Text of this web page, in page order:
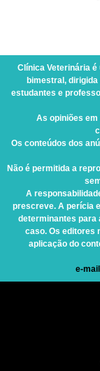
Clínica Veterinária é
bimestral,
estudantes e
As opiniões
Os conteúdos dos
Não é permitida a
A
prescreve. A perícia
determinantes para
caso. Os editores
aplicação do
e-